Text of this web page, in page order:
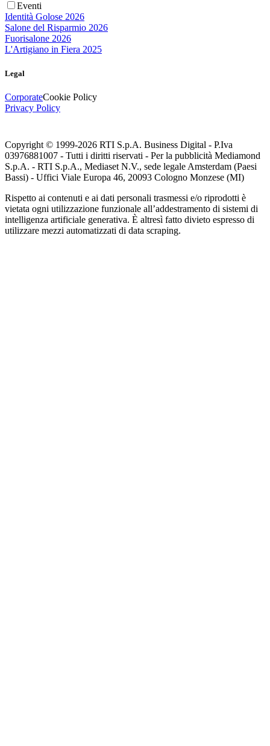
Eventi
Identità Golose 2026
Salone del Risparmio 2026
Fuorisalone 2026
L'Artigiano in Fiera 2025
Legal
CorporateCookie Policy
Privacy Policy
Copyright © 1999-2026 RTI S.p.A. Business Digital - P.Iva
03976881007 - Tutti i diritti riservati - Per la pubblicità Mediamond
S.p.A. - RTI S.p.A., Mediaset N.V., sede legale Amsterdam (Paesi
Bassi) - Uffici Viale Europa 46, 20093 Cologno Monzese (MI)
Rispetto ai contenuti e ai dati personali trasmessi e/o riprodotti è
vietata ogni utilizzazione funzionale all’addestramento di sistemi di
intelligenza artificiale generativa. È altresì fatto divieto espresso di
utilizzare mezzi automatizzati di data scraping.